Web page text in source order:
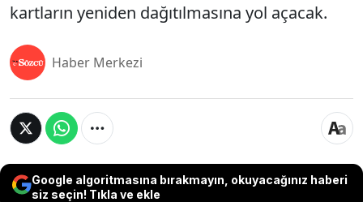
kartların yeniden dağıtılmasına yol açacak.
Haber Merkezi
Google algoritmasına bırakmayın, okuyacağınız haberi
siz seçin! Tıkla ve ekle